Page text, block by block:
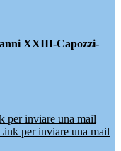
XXIII-Capozzi-
per inviare una mail
per inviare una mail